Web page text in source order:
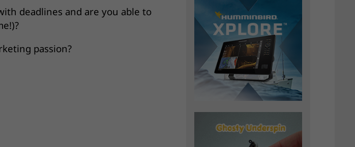
deadlines and are you able to
passion?